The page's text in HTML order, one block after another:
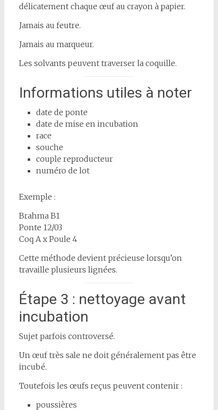
délicatement chaque œuf au crayon à papier.
Jamais au feutre.
Jamais au marqueur.
Les solvants peuvent traverser la coquille.
Informations utiles à noter
date de ponte
date de mise en incubation
race
souche
couple reproducteur
numéro de lot
Exemple :
Brahma B1
Ponte 12/03
Coq A x Poule 4
Cette méthode devient précieuse lorsqu’on
travaille plusieurs lignées.
Étape 3 : nettoyage avant
incubation
Sujet parfois controversé.
Un œuf très sale ne doit généralement pas être
incubé.
Toutefois les œufs reçus peuvent contenir :
poussières